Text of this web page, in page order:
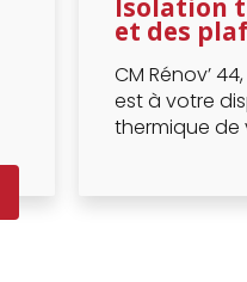
et des
CM Rénov’
est à votre
thermique de